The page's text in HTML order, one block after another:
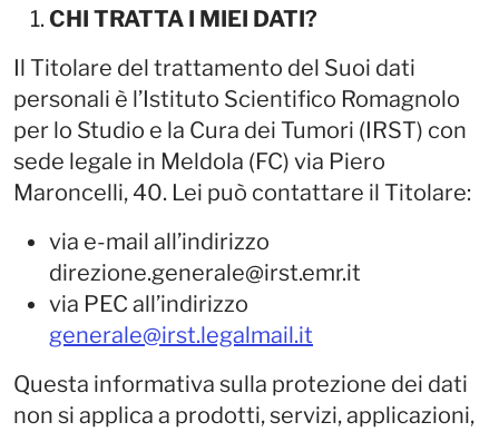
CHI TRATTA I MIEI DATI?
Il Titolare del trattamento del Suoi dati
personali è l’Istituto Scientifico Romagnolo
per lo Studio e la Cura dei Tumori (IRST) con
sede legale in Meldola (FC) via Piero
Maroncelli, 40. Lei può contattare il Titolare:
via e-mail all’indirizzo
direzione.generale@irst.emr.it
via PEC all’indirizzo
generale@irst.legalmail.it
Questa informativa sulla protezione dei dati
non si applica a prodotti, servizi, applicazioni,